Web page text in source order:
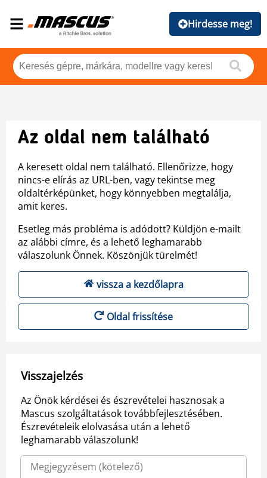
Hirdesse meg!
Az oldal nem található
A keresett oldal nem található. Ellenőrizze, hogy
nincs-e elírás az URL-ben, vagy tekintse meg
oldaltérképünket, hogy könnyebben megtalálja,
amit keres.
Esetleg más probléma is adódott? Küldjön e-mailt
az alábbi címre, és a lehető leghamarabb
válaszolunk Önnek. Köszönjük türelmét!
vissza a kezdőlapra
Oldal frissítése
Visszajelzés
Az Önök kérdései és észrevételei hasznosak a
Mascus szolgáltatások továbbfejlesztésében.
Észrevételeik elolvasása után a lehető
leghamarabb válaszolunk!